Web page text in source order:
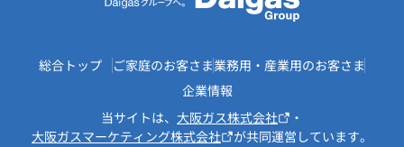
総合トップ ご家庭のお客さま業務用・産業用のお客さま
企業情報
当サイトは、 大阪ガス株式会社
・
大阪ガスマーケティング株式会社
が共同運営しています。